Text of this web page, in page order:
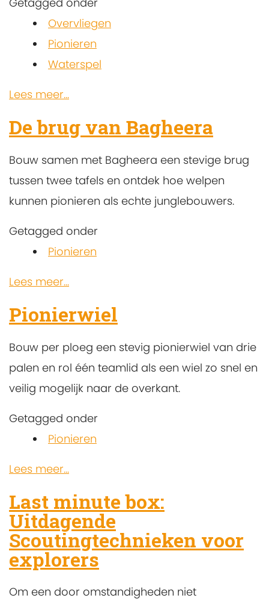
Overvliegen
Pionieren
Waterspel
Lees meer...
De brug van Bagheera
Bouw samen met Bagheera een stevige brug
tussen twee tafels en ontdek hoe welpen
kunnen pionieren als echte junglebouwers.
Getagged onder
Pionieren
Lees meer...
Pionierwiel
Bouw per ploeg een stevig pionierwiel van drie
palen en rol één teamlid als een wiel zo snel en
veilig mogelijk naar de overkant.
Getagged onder
Pionieren
Lees meer...
Last minute box:
Uitdagende
Scoutingtechnieken voor
explorers
Om een door omstandigheden niet